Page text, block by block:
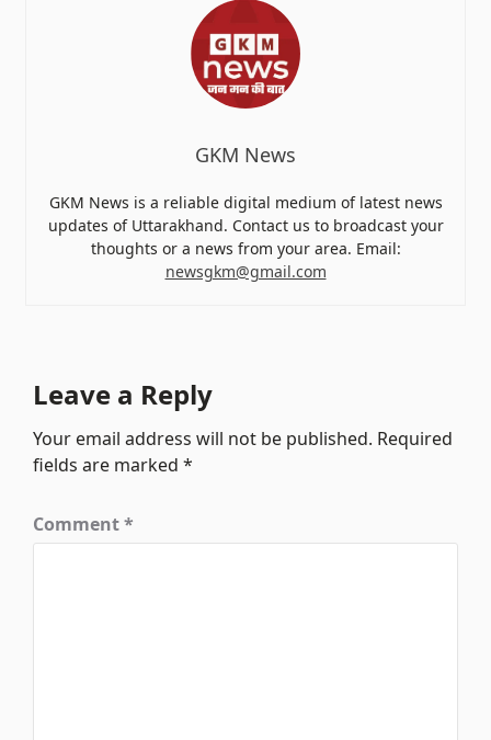
GKM News
GKM News is a reliable digital medium of latest news
updates of Uttarakhand. Contact us to broadcast your
thoughts or a news from your area. Email:
newsgkm@gmail.com
Leave a Reply
Your email address will not be published. Required
fields are marked*
Comment*